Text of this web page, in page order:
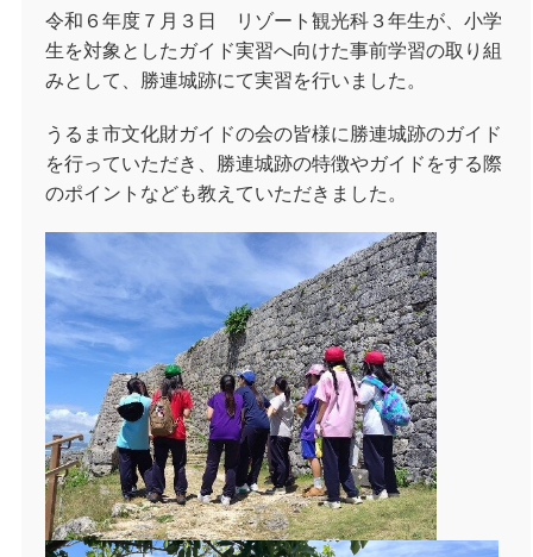
令和６年度７月３日 リゾート観光科３年生が、小学
生を対象としたガイド実習へ向けた事前学習の取り組
みとして、勝連城跡にて実習を行いました。
うるま市文化財ガイドの会の皆様に勝連城跡のガイド
を行っていただき、勝連城跡の特徴やガイドをする際
のポイントなども教えていただきました。